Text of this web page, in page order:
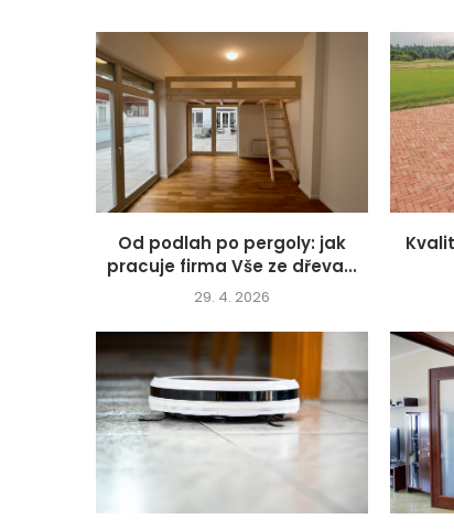
Od podlah po pergoly: jak
pracuje firma Vše ze dřeva...
29. 4. 2026